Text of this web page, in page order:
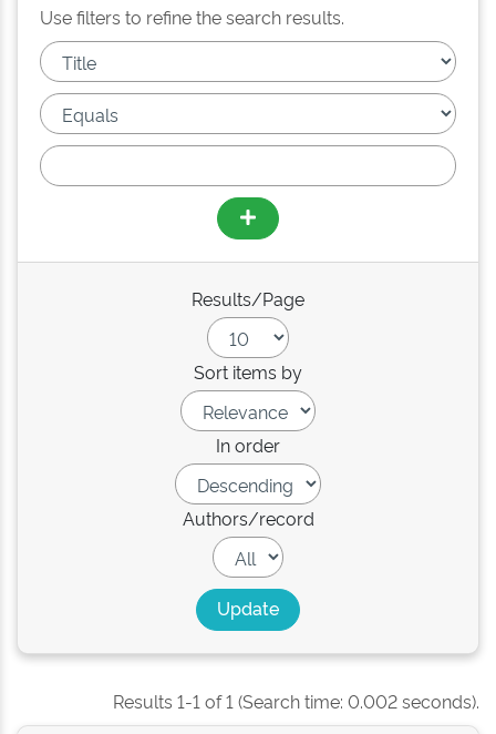
Use filters to refine the search results.
Results/Page
Sort items by
In order
Authors/record
Results 1-1 of 1 (Search time: 0.002 seconds).